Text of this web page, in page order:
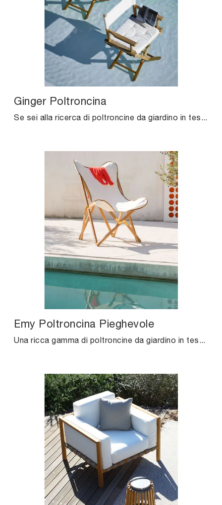
Ginger Poltroncina
Se sei alla ricerca di poltroncine da giardino in tessuto, clicca e scopri di più sul modello Ginger Poltroncina del brand Unopiu.
Emy Poltroncina Pieghevole
Una ricca gamma di poltroncine da giardino in tessuto ti aspetta nel nostro showroom: clicca e scopri il modello Emy Poltroncina Pieghevole di Unopiu.